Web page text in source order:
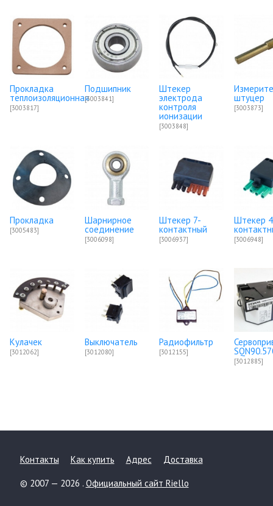
Прокладка
теплоизоляционная
[3003817]
Подшипник
[3003841]
Штекер
электрода
контроля
ионизации
[3003848]
штуцер
[3003873]
Прокладка
[3005483]
Шарнирное
соединение
[3006098]
Штекер 7-
контактный
[3006937]
Штекер
[3006948]
Кулачек
[3012062]
Выключатель
[3012080]
Радиофильтр
[3012155]
[3012885]
Контакты Как купить Адрес Доставка
© 2007 — 2026 . Официальный сайт Riello